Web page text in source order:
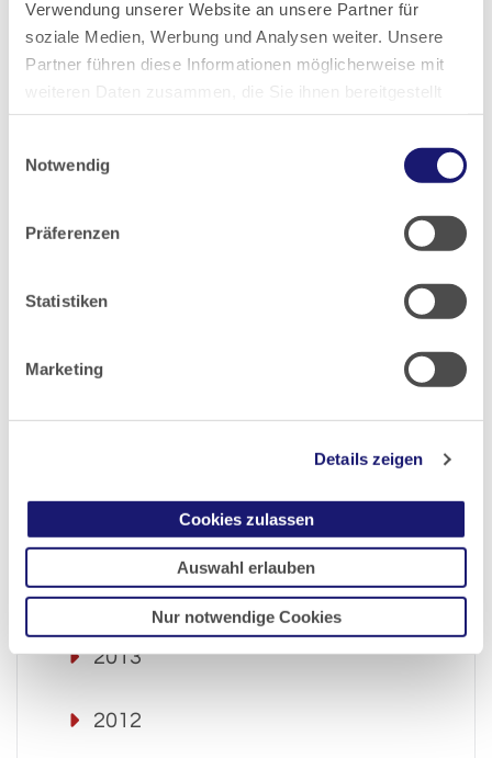
Verwendung unserer Website an unsere Partner für
soziale Medien, Werbung und Analysen weiter. Unsere
Partner führen diese Informationen möglicherweise mit
weiteren Daten zusammen, die Sie ihnen bereitgestellt
haben oder die sie im Rahmen Ihrer Nutzung der Dienste
Notwendig
Präferenzen
Statistiken
Marketing
Details zeigen
Cookies zulassen
Auswahl erlauben
Nur notwendige Cookies
2023
2022
2014
2013
2012